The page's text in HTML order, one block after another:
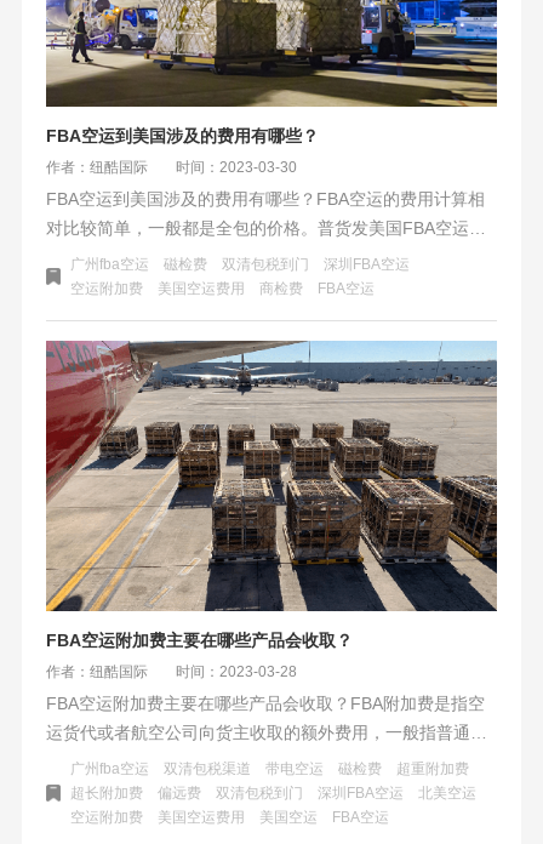
FBA空运到美国涉及的费用有哪些？
作者：纽酷国际 时间：2023-03-30
FBA空运到美国涉及的费用有哪些？FBA空运的费用计算相
对比较简单，一般都是全包的价格。普货发美国FBA空运，
基本是你看到的价格是多少就是多少了。
广州fba空运 磁检费 双清包税到门
深圳FBA空运
空运附加费
美国空运费用 商检费 FBA空运
FBA空运附加费主要在哪些产品会收取？
作者：纽酷国际 时间：2023-03-28
FBA空运附加费主要在哪些产品会收取？FBA附加费是指空
运货代或者航空公司向货主收取的额外费用，一般指普通货
物常规操作意外的特殊处理费用。比如FBA空运费用以外的
货物处理费（超长附加费、超重附加费）、磁检费、报关
费、偏远费等。
广州fba空运 双清包税渠道 带电空运 磁检费
超重附加费
超长附加费
偏远费 双清包税到门 深圳FBA空运
北美空运
空运附加费
美国空运费用 美国空运 FBA空运